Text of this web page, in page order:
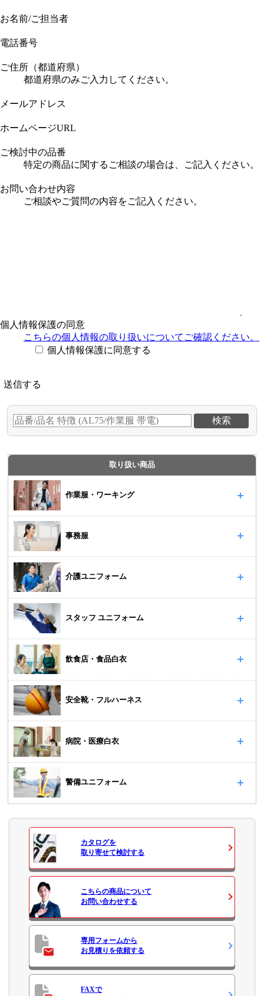
お名前/ご担当者
電話番号
ご住所（都道府県）
都道府県のみご入力してください。
メールアドレス
ホームページURL
ご検討中の品番
特定の商品に関するご相談の場合は、ご記入ください。
お問い合わせ内容
ご相談やご質問の内容をご記入ください。
個人情報保護の同意
こちらの個人情報の取り扱いについてご確認ください。
個人情報保護に同意する
取り扱い商品
作業服・ワーキング
事務服
介護ユニフォーム
スタッフ ユニフォーム
飲食店・食品白衣
安全靴・フルハーネス
病院・医療白衣
警備ユニフォーム
カタログを
取り寄せて検討する
こちらの商品について
お問い合わせする
専用フォームから
お見積り を依頼する
FAXで